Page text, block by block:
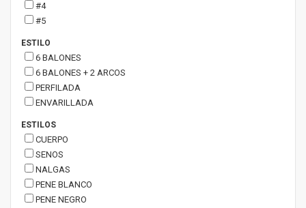
#4
#5
ESTILO
6 BALONES
6 BALONES + 2 ARCOS
PERFILADA
ENVARILLADA
ESTILOS
CUERPO
SENOS
NALGAS
PENE BLANCO
PENE NEGRO